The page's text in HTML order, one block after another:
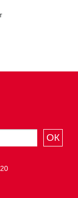
ОК